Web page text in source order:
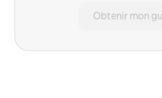
Obtenir mon